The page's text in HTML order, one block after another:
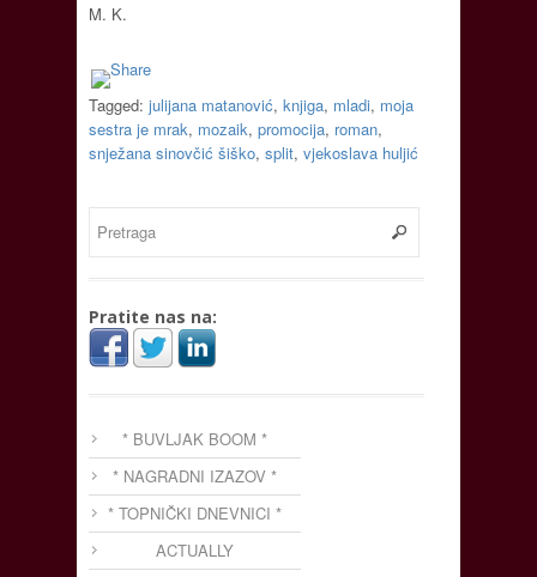
M. K.
Tagged: julijana matanović, knjiga, mladi, moja
sestra je mrak, mozaik, promocija, roman,
snježana sinovčić šiško, split, vjekoslava huljić
Pratite nas na:
* BUVLJAK BOOM *
* NAGRADNI IZAZOV *
* TOPNIČKI DNEVNICI *
ACTUALLY